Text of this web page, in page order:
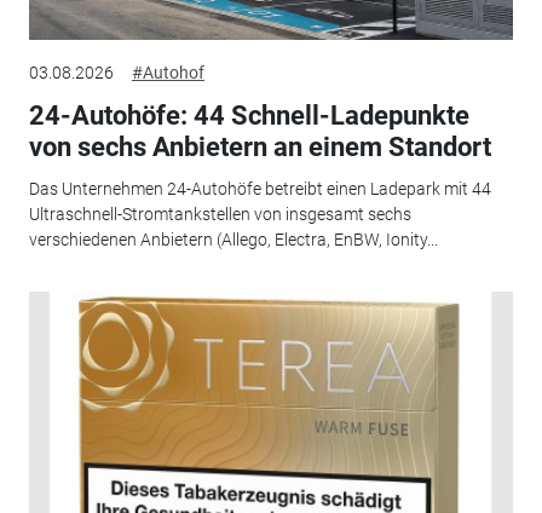
03.08.2026 #Autohof
24-Autohöfe: 44 Schnell-Ladepunkte
von sechs Anbietern an einem Standort
Das Unternehmen 24-Autohöfe betreibt einen Ladepark mit 44
Ultraschnell-Stromtankstellen von insgesamt sechs
verschiedenen Anbietern (Allego, Electra, EnBW, Ionity...